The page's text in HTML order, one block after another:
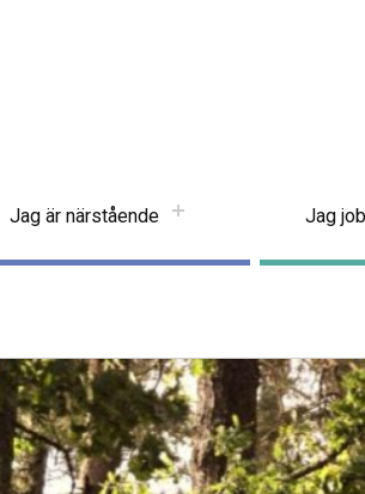
Jag är närstående Jag